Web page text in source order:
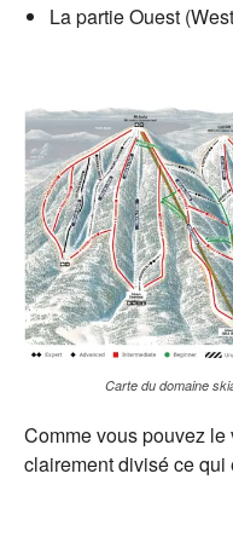
La partie Ouest
Carte du domaine
Comme vous pouvez
clairement divisé ce qui